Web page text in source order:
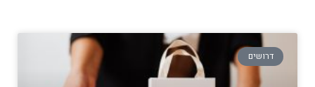
דרושים